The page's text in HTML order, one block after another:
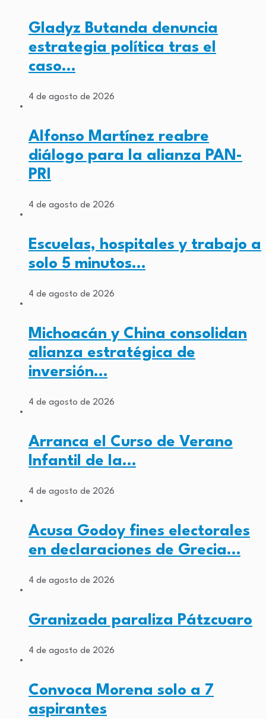
Gladyz Butanda denuncia
estrategia política tras el
caso…
4 de agosto de 2026
Alfonso Martínez reabre
diálogo para la alianza PAN-
PRI
4 de agosto de 2026
Escuelas, hospitales y trabajo a
solo 5 minutos…
4 de agosto de 2026
Michoacán y China consolidan
alianza estratégica de
inversión…
4 de agosto de 2026
Arranca el Curso de Verano
Infantil de la…
4 de agosto de 2026
Acusa Godoy fines electorales
en declaraciones de Grecia…
4 de agosto de 2026
Granizada paraliza Pátzcuaro
4 de agosto de 2026
Convoca Morena solo a 7
aspirantes